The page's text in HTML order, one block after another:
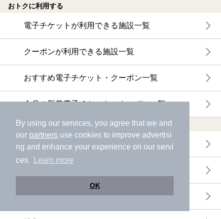
By using our services, you agree that we and
our partners use cookies to improve advertisi
ng and enhance your experience on our servi
ces.
Learn more
OK
おトクに利用する
電子チケットが利用できる施設一覧
クーポンが利用できる施設一覧
おすすめ電子チケット・クーポン一覧
今月の新着電子チケット・クーポン一覧
特集・ニュース
ニフティ温泉ニュース
口コミを見る